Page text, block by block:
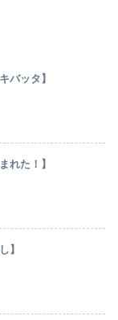
バッタ】
れた！】
】